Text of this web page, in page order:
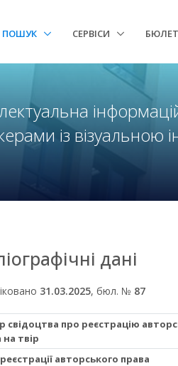
ПОШУК СЕРВІСИ
із візуальною
дані
31.03.2025, бюл. № 87
свідоцтва про реєстрацію
на твір
авторського права